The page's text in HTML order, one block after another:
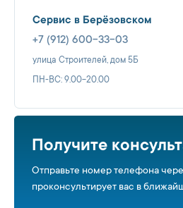
Сервис в Берёзовском
+7 (912) 600-33-03
улица Строителей, дом 5Б
ПН-ВС: 9.00-20.00
Получите
Отправьте номер телефона
проконсультирует вас в